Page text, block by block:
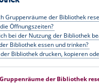
Gruppenräume der Bibliothek
Öffnungszeiten?
bei der Nutzung der Bibliothek
Bibliothek essen und trinken?
Bibliothek drucken, kopieren
der Bibliothek